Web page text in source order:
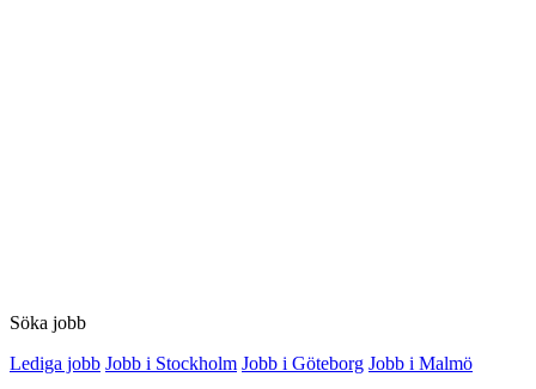
Söka jobb
Lediga jobb Jobb i Stockholm Jobb i Göteborg Jobb i Malmö